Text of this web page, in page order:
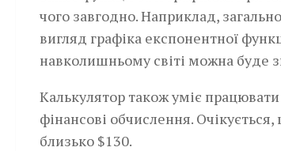
чого завгодно. Наприклад,
вигляд графіка експонентної
навколишньому світі можна буде
Калькулятор також уміє
фінансові обчислення.
близько $130.